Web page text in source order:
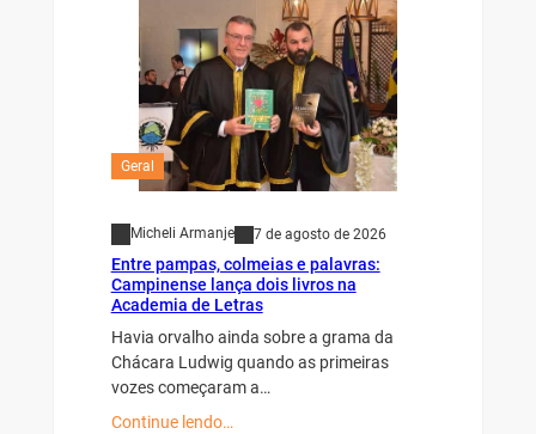
Geral
Micheli Armanje 7 de agosto de 2026
Entre pampas, colmeias e palavras:
Campinense lança dois livros na
Academia de Letras
Havia orvalho ainda sobre a grama da
Chácara Ludwig quando as primeiras
vozes começaram a…
Continue lendo…